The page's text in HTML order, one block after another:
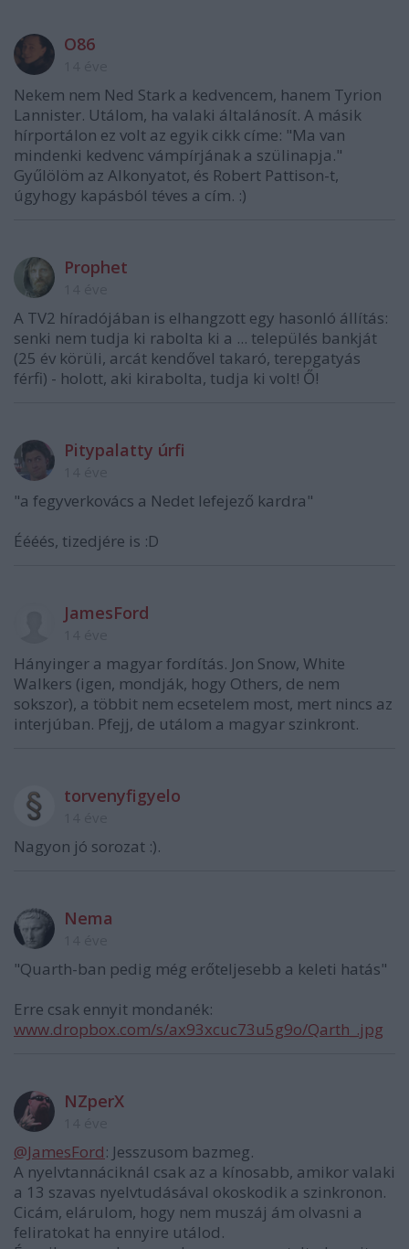
O86
Nekem nem Ned Stark a kedvencem, hanem Tyrion
Lannister. Utálom, ha valaki általánosít. A másik
hírportálon ez volt az egyik cikk címe: "Ma van
mindenki kedvenc vámpírjának a szülinapja."
Gyűlölöm az Alkonyatot, és Robert Pattison-t,
úgyhogy kapásból téves a cím. :)
Prophet
A TV2 híradójában is elhangzott egy hasonló állítás:
senki nem tudja ki rabolta ki a ... település bankját
(25 év körüli, arcát kendővel takaró, terepgatyás
férfi) - holott, aki kirabolta, tudja ki volt! Ő!
Pitypalatty úrfi
"a fegyverkovács a Nedet lefejező kardra"
Éééés, tizedjére is :D
JamesFord
Hányinger a magyar fordítás. Jon Snow, White
Walkers (igen, mondják, hogy Others, de nem
sokszor), a többit nem ecsetelem most, mert nincs az
interjúban. Pfejj, de utálom a magyar szinkront.
torvenyfigyelo
Nagyon jó sorozat :).
Nema
"Quarth-ban pedig még erőteljesebb a keleti hatás"
Erre csak ennyit mondanék:
www.dropbox.com/s/ax93xcuc73u5g9o/Qarth_.jpg
NZperX
@JamesFord: Jesszusom bazmeg.
A nyelvtannáciknál csak az a kínosabb, amikor valaki
a 13 szavas nyelvtudásával okoskodik a szinkronon.
Cicám, elárulom, hogy nem muszáj ám olvasni a
feliratokat ha ennyire utálod.